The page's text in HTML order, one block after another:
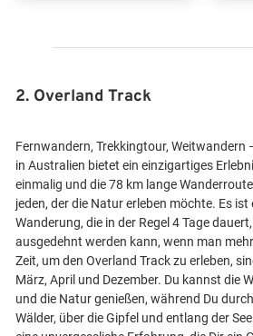
2. Overland Track
Fernwandern, Trekkingtour, Weitwandern
in Australien bietet ein einzigartiges
einmalig und die 78 km lange
jeden, der die Natur erleben möchte. Es ist
Wanderung, die in der Regel 4 Tage
ausgedehnt werden kann, wenn man
Zeit, um den Overland Track zu erleben,
März, April und Dezember. Du kannst die
und die Natur genießen, während Du
Wälder, über die Gipfel und entlang der